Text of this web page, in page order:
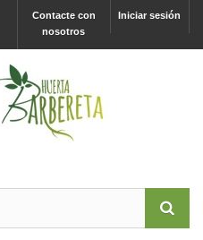
Iniciar sesión
Contacte con
nosotros